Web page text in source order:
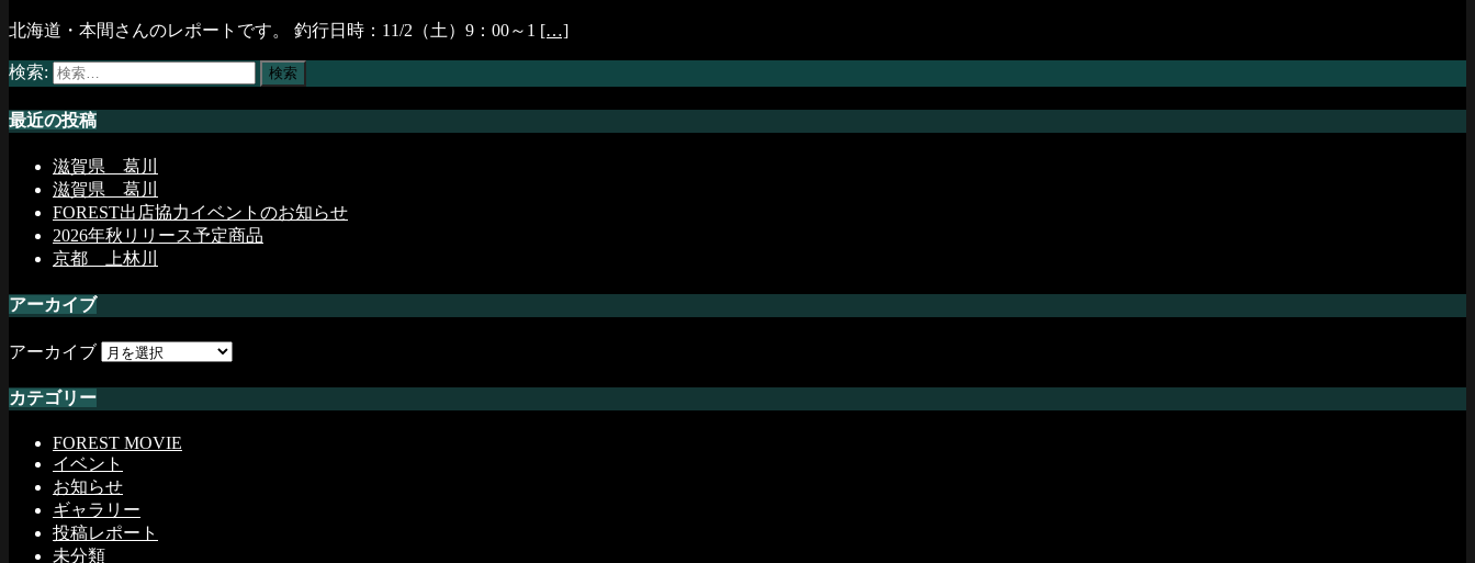
北海道・本間さんのレポートです。 釣行日時：11/2（土）9：00～1 […]
検索:
最近の投稿
滋賀県 葛川
滋賀県 葛川
FOREST出店協力イベントのお知らせ
2026年秋リリース予定商品
京都 上林川
アーカイブ
アーカイブ
カテゴリー
FOREST MOVIE
イベント
お知らせ
ギャラリー
投稿レポート
未分類